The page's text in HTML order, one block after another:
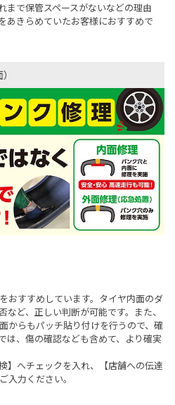
まで保管スペースがないなどの理由
あきらめていたお客様におすすめで
おすすめしています。タイヤ内面のダ
ど、正しい判断が可能です。また、
からもパッチ貼り付けを行うので、確
は、傷の確認なども含めて、より確実
】へチェックを入れ、【店舗への伝達
入力ください。